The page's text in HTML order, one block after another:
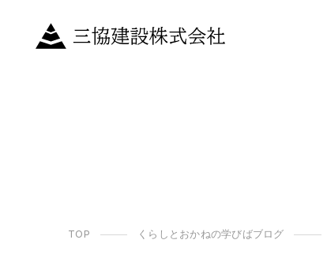
TOP くらしとおかねの学びばブログ